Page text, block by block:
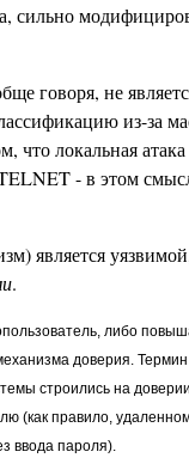
сильно
говоря, не
из-за
локальная атака
- в этом
является
.
либо
доверия.
строились на
(как правило,
ввода пароля).